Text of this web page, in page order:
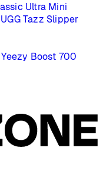
Ultra Mini
UGG Tazz Slipper
Yeezy Boost 700